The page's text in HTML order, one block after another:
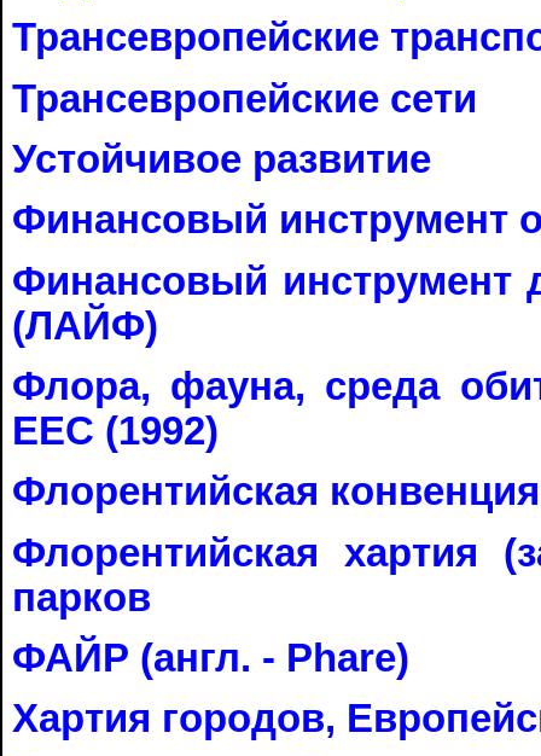
Трансевропейские
Трансевропейские cети
Устойчивое развитие
Финансовый инструмент
Финансовый
(ЛАЙФ)
Флора, фауна, среда
ЕEC (1992)
Флорентийская
Флорентийская хартия
парков
ФАЙР (англ. - Phare)
Хартия городов,